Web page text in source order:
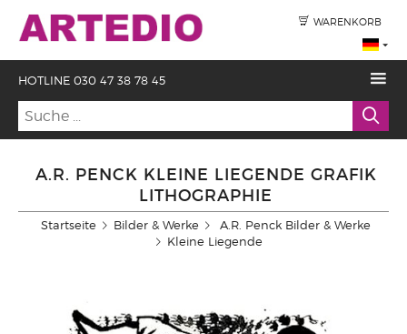
WARENKORB
HOTLINE 030 47 38 78 45
A.R. PENCK KLEINE LIEGENDE GRAFIK
LITHOGRAPHIE
Startseite Bilder & Werke
A.R. Penck Bilder & Werke
Kleine Liegende